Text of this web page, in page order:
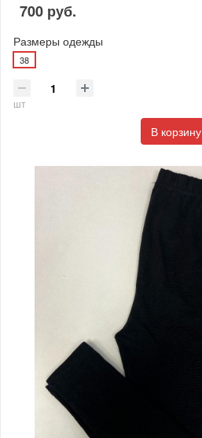
700 руб.
Размеры одежды
38
шт
В корзину